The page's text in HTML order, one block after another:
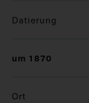
Datierung
um 1870
Ort